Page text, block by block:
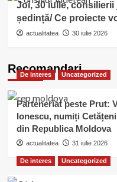
Joi, 30 iulie,
ședință/ Ce proiecte
actualitatea 30 iulie 2026
Recomandari
De interes Uncategorized
Parteneriat peste Prut:
Ionescu, numiți
din Republica Moldova
actualitatea 31 iulie 2026
De interes Uncategorized